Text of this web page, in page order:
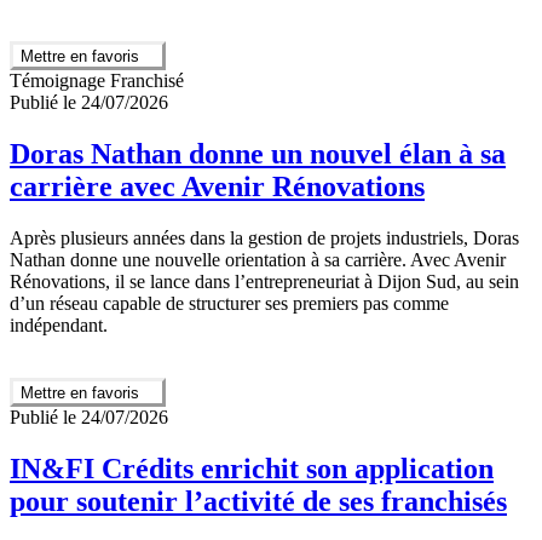
Mettre en favoris
Témoignage Franchisé
Publié le 24/07/2026
Doras Nathan donne un nouvel élan à sa
carrière avec Avenir Rénovations
Après plusieurs années dans la gestion de projets industriels, Doras
Nathan donne une nouvelle orientation à sa carrière. Avec Avenir
Rénovations, il se lance dans l’entrepreneuriat à Dijon Sud, au sein
d’un réseau capable de structurer ses premiers pas comme
indépendant.
Mettre en favoris
Publié le 24/07/2026
IN&FI Crédits enrichit son application
pour soutenir l’activité de ses franchisés